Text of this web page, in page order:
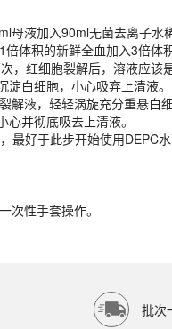
，红细胞裂解后，溶液应该
白细胞，小心吸弃上清液。
解液，轻轻涡旋充分重悬白
并彻底吸去上清液。
最好于此步开始使用DEPC
次性手套操作。
母液加入90ml无菌去离子水
体积的新鲜全血加入3倍
，红细胞裂解后，溶液应该
白细胞，小心吸弃上清液。
解液，轻轻涡旋充分重悬
并彻底吸去上清液。
最好于此步开始使用DEPC
次性手套操作。
批次